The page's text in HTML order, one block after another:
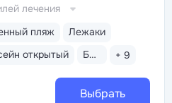
пляж
Лежаки
открытый Бассейн закрытый + 9
лечения
Выбрать